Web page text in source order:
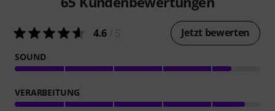
4.6 Jetzt bewerten
SOUND
VERARBEITUNG